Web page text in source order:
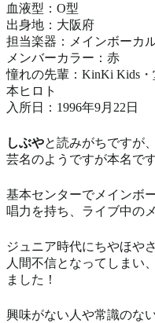
血液型：O型
出身地：大阪府
担当楽器：メインボーカ
メンバーカラー：赤
憧れの先輩：KinKi Kids
本ヒロト
入所日：1996年9月22日
しぶやと読みがちですが、
芸名のようですが本名です
基本センターでメインボ
唱力を持ち、ライブ中の
ジュニア時代にちやほや
人間不信となってしまい
ました！
興味がない人や常識のな